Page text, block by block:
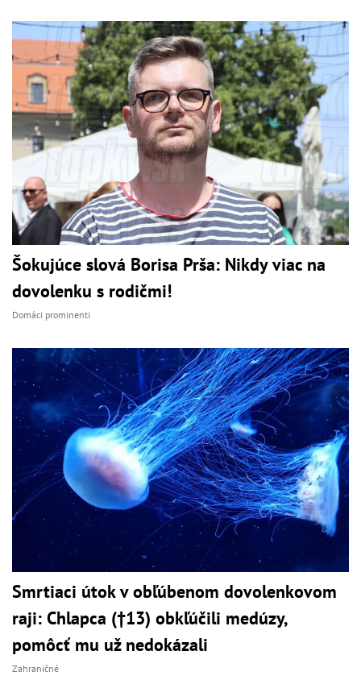
Šokujúce slová Borisa Prša: Nikdy viac na
dovolenku s rodičmi!
Domáci prominenti
Smrtiaci útok v obľúbenom dovolenkovom
raji: Chlapca (†13) obkľúčili medúzy,
pomôcť mu už nedokázali
Zahraničné